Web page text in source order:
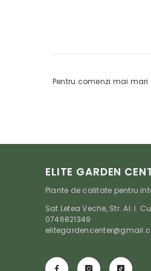
Pentru comenzi mai
ELITE GARDEN
Plante de calitate pentru
Sat Letea Veche, Str. Al. I.
0746821349